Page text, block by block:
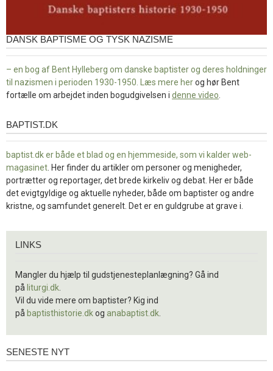
DANSK BAPTISME OG TYSK NAZISME
– en bog af Bent Hylleberg om danske baptister og deres holdninger
til nazismen i perioden 1930-1950. Læs mere herog hør Bent
fortælle om arbejdet inden bogudgivelsen i denne video
baptist.dk
BAPTIST.DK
baptist.dk er både et blad og en hjemmeside, som vi kalder web-
magasinet . Her finder du artikler om personer og menigheder,
portrætter og reportager, det brede kirkeliv og debat. Her er både
det evigtgyldige og aktuelle nyheder, både om baptister og andre
kristne, og samfundet generelt. Det er en guldgrube at grave i.
LINKS
Mangler du hjælp til gudstjenesteplanlægning? Gå ind
på liturgi.dk
Vil du vide mere om baptister? Kig ind
på baptisthistorie.dkog anabaptist.dk
Seneste
SENESTE NYT